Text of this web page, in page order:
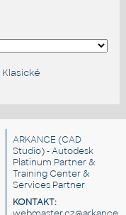
Klasické
ARKANCE (CAD
Studio) - Autodesk
Platinum Partner &
Training Center &
Services Partner
KONTAKT: